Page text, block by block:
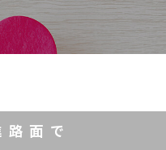
面で